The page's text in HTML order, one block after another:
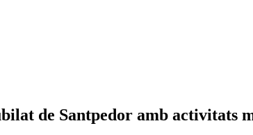
de Santpedor amb activitats